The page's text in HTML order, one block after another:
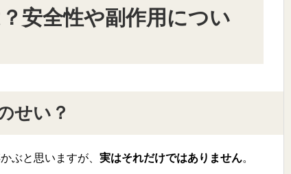
安全性や副作用につい
せい？
ぶと思いますが、 実はそれだけではありません。